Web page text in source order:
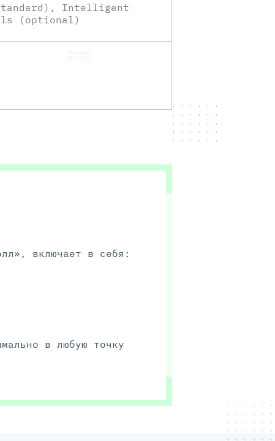
(standard), Intelligent
(optional)
включает в себя:
в любую точку